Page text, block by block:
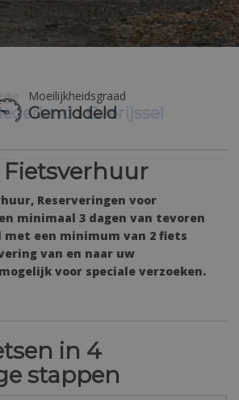
Moeilijkheidsgraad
Gemiddeld
Reserveringen voor
minimaal 3 dagen van tevoren
met een minimum van 2 fiets
van en naar uw
voor speciale verzoeken.
in 4
stappen